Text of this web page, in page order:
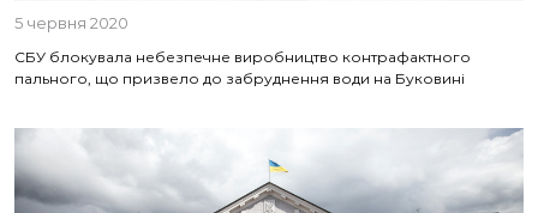
5 червня 2020
СБУ блокувала небезпечне виробництво контрафактного
пального, що призвело до забруднення води на Буковині